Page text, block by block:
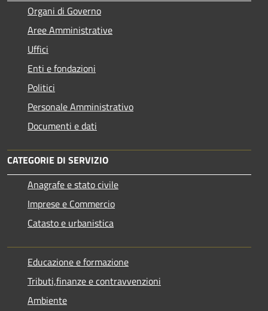
Organi di Governo
Aree Amministrative
Uffici
Enti e fondazioni
Politici
Personale Amministrativo
Documenti e dati
CATEGORIE DI SERVIZIO
Anagrafe e stato civile
Imprese e Commercio
Catasto e urbanistica
Educazione e formazione
Tributi,finanze e contravvenzioni
Ambiente